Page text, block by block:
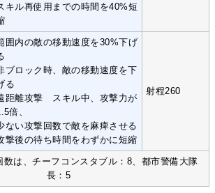
キル再使用までの時間を40%短
囲内の敵の移動速度を30%下げ
ブロック時、敵の移動速度を下
る
距離攻撃 スキル中、攻撃力が
倍、
ない攻撃回数で敵を麻痺させる
撃後の待ち時間をわずかに短縮
射程260
数は、チーフコンスタブル：8、都市警備大隊
長：5